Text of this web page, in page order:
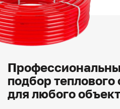
подбор
для любого